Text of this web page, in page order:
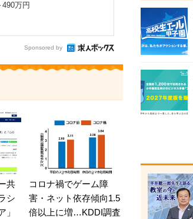
万円
Sponsored by
共
シ
」
コロナ禍でゲーム障
害・ネット依存傾向1.5
倍以上に増…KDDI調査